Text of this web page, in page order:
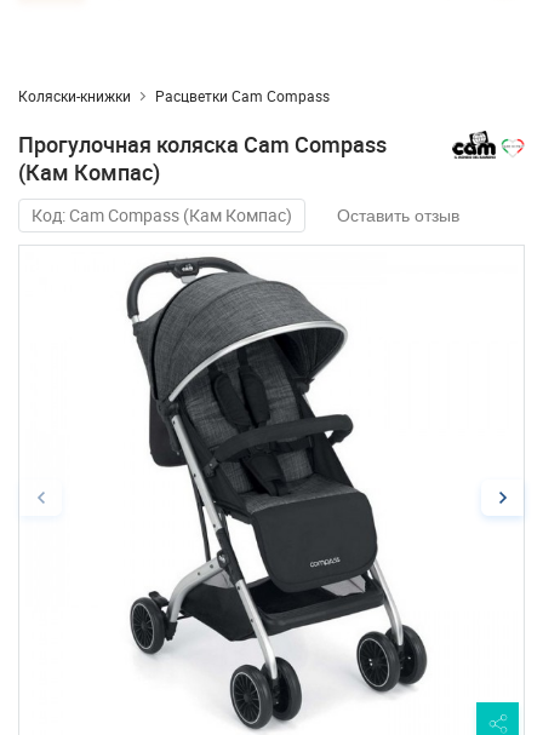
Коляски-книжки Расцветки Cam Compass
Прогулочная коляска Cam Compass
(Кам Компас)
Код: Cam Compass (Кам Компас) Оставить отзыв